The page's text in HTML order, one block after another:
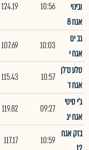
ובינוי
אגח 8
10:56
124.19
גב ים
אגח י
10:03
107.69
סלע נדלן
אגח ד
10:57
115.43
ג'י סיטי
אגח יג
09:27
119.82
בזק אגח
10:59
117.17